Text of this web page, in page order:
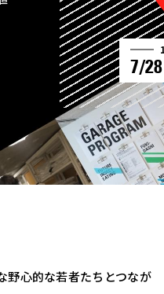
7/28
野心的な若者たちとつなが